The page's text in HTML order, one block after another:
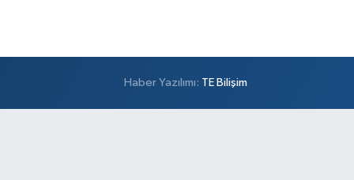
Haber Yazılımı: TE Bilişim